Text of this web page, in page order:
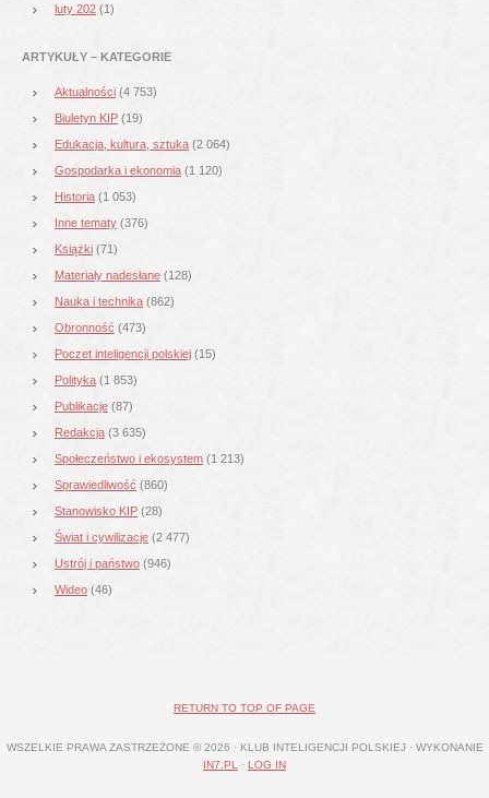
luty 202 (1)
ARTYKUŁY – KATEGORIE
Aktualności (4 753)
Biuletyn KIP (19)
Edukacja, kultura, sztuka (2 064)
Gospodarka i ekonomia (1 120)
Historia (1 053)
Inne tematy (376)
Książki (71)
Materiały nadesłane (128)
Nauka i technika (862)
Obronność (473)
Poczet inteligencji polskiej (15)
Polityka (1 853)
Publikacje (87)
Redakcja (3 635)
Społeczeństwo i ekosystem (1 213)
Sprawiedliwość (860)
Stanowisko KIP (28)
Świat i cywilizacje (2 477)
Ustrój i państwo (946)
Wideo (46)
RETURN TO TOP OF PAGE
WSZELKIE PRAWA ZASTRZEŻONE © 2026 · KLUB INTELIGENCJI POLSKIEJ · WYKONANIE
IN7.PL
· LOG IN